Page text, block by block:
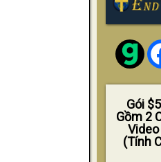
Gói
Gồm 2
Video
(Tính